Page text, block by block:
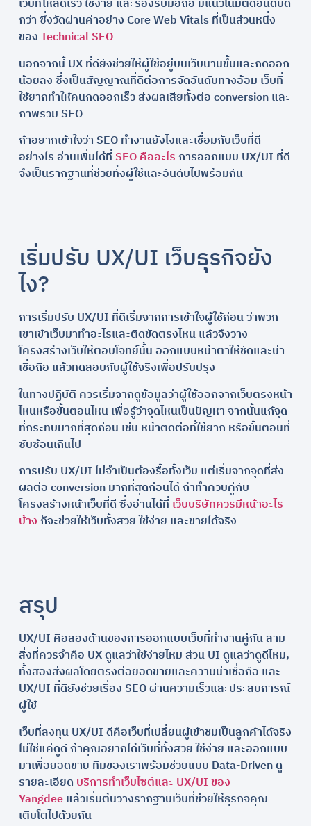
เว็บที่โหลดเร็ว ใช้ง่าย และรองรับมือถือ มีแนวโน้มติดอันดับดี
กว่า ซึ่งวัดผ่านค่าอย่าง Core Web Vitals ที่เป็นส่วนหนึ่ง
ของTechnical SEO
นอกจากนี้ UX ที่ดียังช่วยให้ผู้ใช้อยู่บนเว็บนานขึ้นและกดออก
น้อยลง ซึ่งเป็นสัญญาณที่ดีต่อการจัดอันดับทางอ้อม เว็บที่
ใช้ยากทำให้คนกดออกเร็ว ส่งผลเสียทั้งต่อ conversion และ
ภาพรวม SEO
ถ้าอยากเข้าใจว่า SEO ทำงานยังไงและเชื่อมกับเว็บที่ดี
อย่างไร อ่านเพิ่มได้ที่ SEO คืออะไรการออกแบบ UX/UI ที่ดี
จึงเป็นรากฐานที่ช่วยทั้งผู้ใช้และอันดับไปพร้อมกัน
เริ่มปรับ UX/UI เว็บธุรกิจยัง
ไง?
การเริ่มปรับ UX/UI ที่ดีเริ่มจากการเข้าใจผู้ใช้ก่อน ว่าพวก
เขาเข้าเว็บมาทำอะไรและติดขัดตรงไหน แล้วจึงวาง
โครงสร้างเว็บให้ตอบโจทย์นั้น ออกแบบหน้าตาให้ชัดและน่า
เชื่อถือ แล้วทดสอบกับผู้ใช้จริงเพื่อปรับปรุง
ในทางปฏิบัติ ควรเริ่มจากดูข้อมูลว่าผู้ใช้ออกจากเว็บตรงหน้า
ไหนหรือขั้นตอนไหน เพื่อรู้ว่าจุดไหนเป็นปัญหา จากนั้นแก้จุด
ที่กระทบมากที่สุดก่อน เช่น หน้าติดต่อที่ใช้ยาก หรือขั้นตอนที่
ซับซ้อนเกินไป
การปรับ UX/UI ไม่จำเป็นต้องรื้อทั้งเว็บ แต่เริ่มจากจุดที่ส่ง
ผลต่อ conversion มากที่สุดก่อนได้ ถ้าทำควบคู่กับ
โครงสร้างหน้าเว็บที่ดี ซึ่งอ่านได้ที่ เว็บบริษัทควรมีหน้าอะไร
บ้างก็จะช่วยให้เว็บทั้งสวย ใช้ง่าย และขายได้จริง
สรุป
UX/UI คือสองด้านของการออกแบบเว็บที่ทำงานคู่กัน สาม
สิ่งที่ควรจำคือ UX ดูแลว่าใช้ง่ายไหม ส่วน UI ดูแลว่าดูดีไหม,
ทั้งสองส่งผลโดยตรงต่อยอดขายและความน่าเชื่อถือ และ
UX/UI ที่ดียังช่วยเรื่อง SEO ผ่านความเร็วและประสบการณ์
ผู้ใช้
เว็บที่ลงทุน UX/UI ดีคือเว็บที่เปลี่ยนผู้เข้าชมเป็นลูกค้าได้จริง
ไม่ใช่แค่ดูดี ถ้าคุณอยากได้เว็บที่ทั้งสวย ใช้ง่าย และออกแบบ
มาเพื่อยอดขาย ทีมของเราพร้อมช่วยแบบ Data-Driven ดู
รายละเอียด บริการทำเว็บไซต์และ UX/UI ของ
Yangdeeแล้วเริ่มต้นวางรากฐานเว็บที่ช่วยให้ธุรกิจคุณ
เติบโตไปด้วยกัน